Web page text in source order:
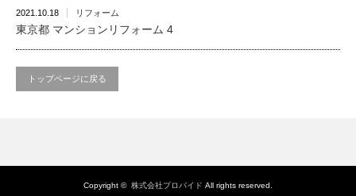
2021.10.18 リフォーム
東京都 マンションリフォーム 4
トップページに戻る
Copyright © 株式会社プロバイド All rights reserved.